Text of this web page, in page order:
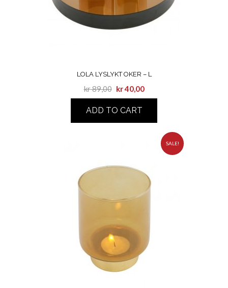
LOLA LYSLYKT OKER – L
kr89,00 kr40,00
ADD TO CART
SALE!